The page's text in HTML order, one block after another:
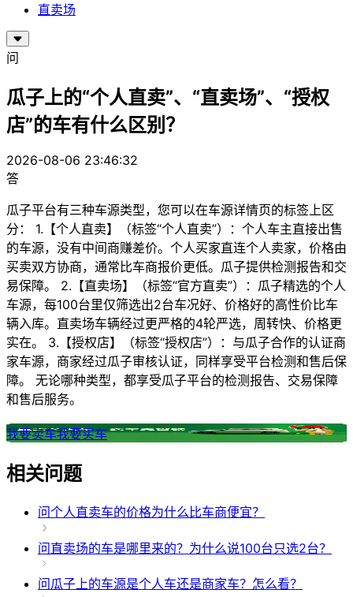
直卖场
问
瓜子上的“个人直卖”、“直卖场”、“授权
店”的车有什么区别？
2026-08-06 23:46:32
答
瓜子平台有三种车源类型，您可以在车源详情页的标签上区
分： 1.【个人直卖】（标签“个人直卖”）：个人车主直接出售
的车源，没有中间商赚差价。个人买家直连个人卖家，价格由
买卖双方协商，通常比车商报价更低。瓜子提供检测报告和交
易保障。 2.【直卖场】（标签“官方直卖”）：瓜子精选的个人
车源，每100台里仅筛选出2台车况好、价格好的高性价比车
辆入库。直卖场车辆经过更严格的4轮严选，周转快、价格更
实在。 3.【授权店】（标签“授权店”）：与瓜子合作的认证商
家车源，商家经过瓜子审核认证，同样享受平台检测和售后保
障。 无论哪种类型，都享受瓜子平台的检测报告、交易保障
和售后服务。
我要卖车我要买车
相关问题
问个人直卖车的价格为什么比车商便宜？
问直卖场的车是哪里来的？为什么说100台只选2台？
问瓜子上的车源是个人车还是商家车？怎么看？